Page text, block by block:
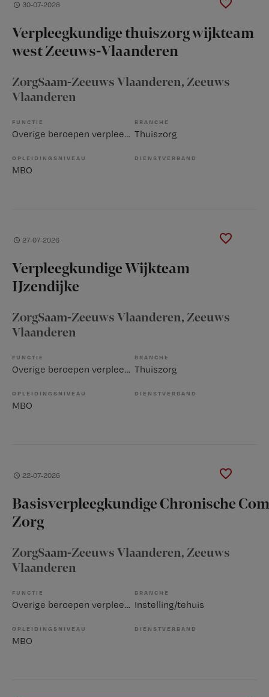
30-07-2026
Verpleegkundige thuiszorg wijkteam
west Zeeuws-Vlaanderen
ZorgSaam-Zeeuws Vlaanderen, Zeeuws
Vlaanderen
FUNCTIE
Overige beroepen verpleegkunde
BRANCHE
Thuiszorg
OPLEIDINGSNIVEAU
MBO
DIENSTVERBAND
27-07-2026
Verpleegkundige Wijkteam
IJzendijke
ZorgSaam-Zeeuws Vlaanderen, Zeeuws
Vlaanderen
FUNCTIE
Overige beroepen verpleegkunde
BRANCHE
Thuiszorg
OPLEIDINGSNIVEAU
MBO
DIENSTVERBAND
22-07-2026
Basisverpleegkundige Chronische
Zorg
ZorgSaam-Zeeuws Vlaanderen, Zeeuws
Vlaanderen
FUNCTIE
Overige beroepen verpleegkunde
BRANCHE
Instelling/tehuis
OPLEIDINGSNIVEAU
MBO
DIENSTVERBAND